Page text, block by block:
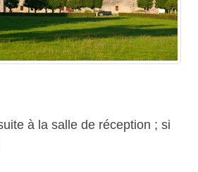
à la salle de réception ; si